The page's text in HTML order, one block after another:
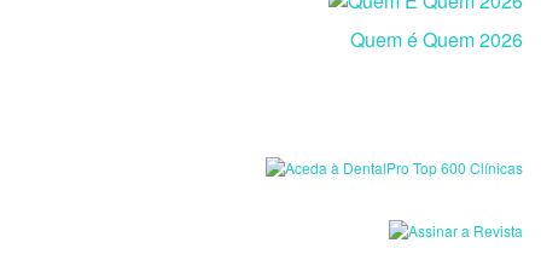
Quem é Quem 2026